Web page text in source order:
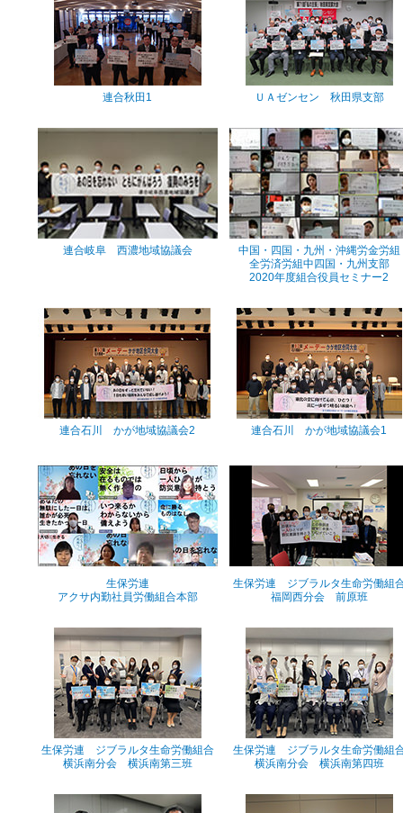
連合秋田1 ＵＡゼンセン 秋田県支部
連合岐阜 西濃地域協議会
中国・四国・九州・沖縄労金労組
全労済労組中四国・九州支部
2020年度組合役員セミナー2
連合石川 かが地域協議会2 連合石川 かが地域協議会1
生保労連
アクサ内勤社員労働組合本部
生保労連 ジブラルタ生命労働組
福岡西分会 前原班
生保労連 ジブラルタ生命労働組合
横浜南分会 横浜南第三班
生保労連 ジブラルタ生命労働組
横浜南分会 横浜南第四班